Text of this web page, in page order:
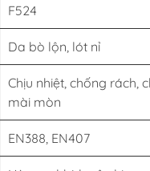
F524
Da bò lộn, lót nỉ
Chịu nhiệt, chống rách,
mài mòn
EN388, EN407